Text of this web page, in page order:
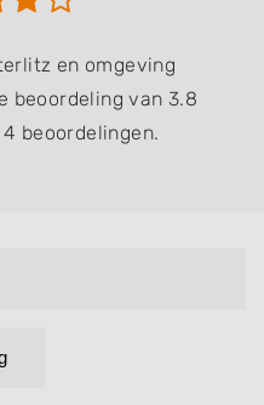
en omgeving
beoordeling van 3.8
beoordelingen.